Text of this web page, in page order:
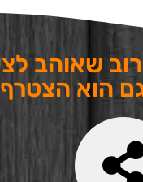
שאוהב
הוא הצטרף